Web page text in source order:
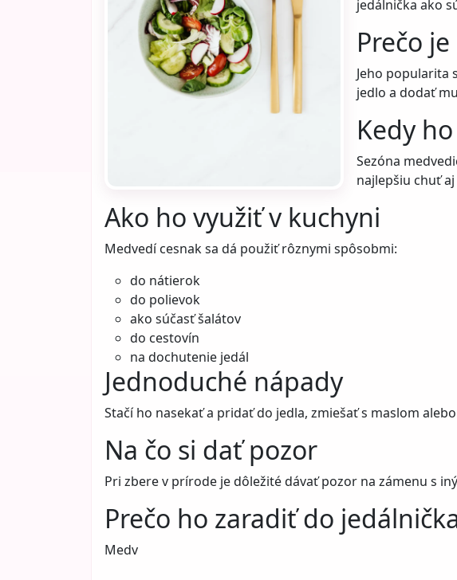
jedálnička ako
Prečo
Jeho popularita
jedlo a dodať
Kedy
Sezóna
najlepšiu chuť
Ako ho využiť v kuchyni
Medvedí cesnak sa dá použiť rôznymi spôsobmi:
do nátierok
do polievok
ako súčasť šalátov
do cestovín
na dochutenie jedál
Jednoduché nápady
Stačí ho nasekať a pridať do jedla, zmiešať s maslom
Na čo si dať pozor
Pri zbere v prírode je dôležité dávať pozor na zámenu s
Prečo ho zaradiť do
Medv